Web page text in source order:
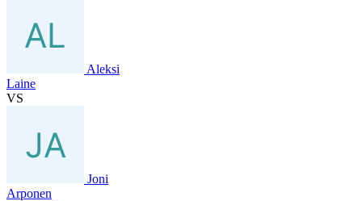
Aleksi
Laine
VS
Joni
Arponen